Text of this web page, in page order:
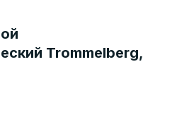
Trommelberg,